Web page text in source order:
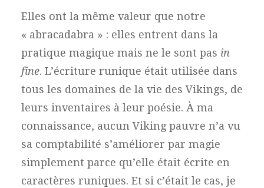
Elles ont la même valeur que notre
« abracadabra » : elles entrent dans la
pratique magique mais ne le sont pas in
fine. L’écriture runique était utilisée dans
tous les domaines de la vie des Vikings, de
leurs inventaires à leur poésie. À ma
connaissance, aucun Viking pauvre n’a vu
sa comptabilité s’améliorer par magie
simplement parce qu’elle était écrite en
caractères runiques. Et si c’était le cas, je